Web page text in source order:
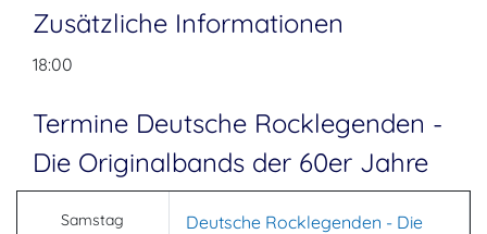
Zusätzliche Informationen
18:00
Termine Deutsche Rocklegenden -
Die Originalbands der 60er Jahre
Samstag
Deutsche Rocklegenden - Die